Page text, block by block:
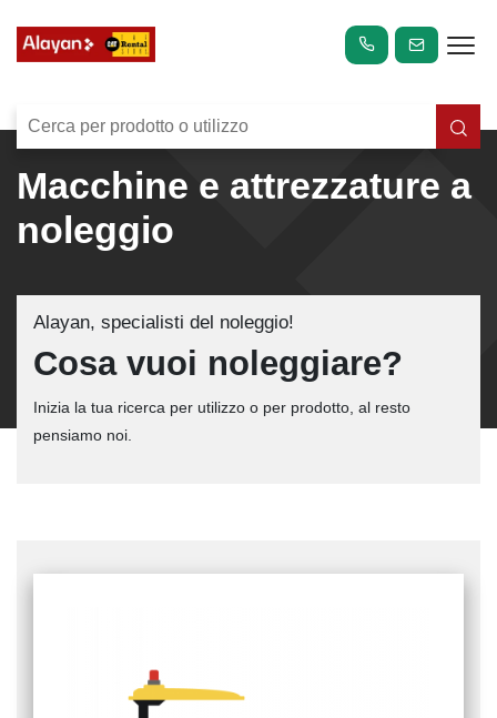
Macchine e attrezzature a
noleggio
Alayan, specialisti del noleggio!
Cosa vuoi noleggiare?
Inizia la tua ricerca per utilizzo o per prodotto, al resto
pensiamo noi.